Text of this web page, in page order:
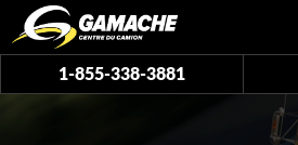
1-855-338-3881